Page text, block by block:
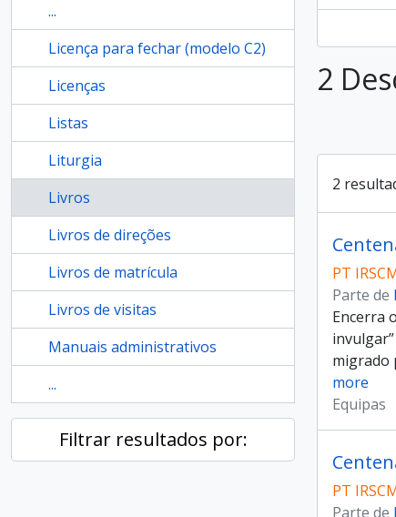
...
Licença para fechar (modelo C2)
Licenças
Listas
Liturgia
Livros
Livros de direções
Livros de matrícula
Livros de visitas
Manuais administrativos
...
Filtrar resultados por:
2
2
PT
Parte de
Encerra
migrado
more
Equipas
PT
Parte de